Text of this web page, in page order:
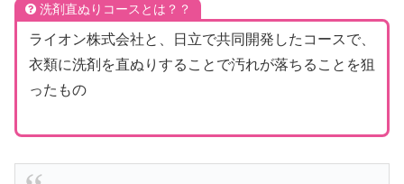
洗剤直ぬりコースとは？？
ライオン株式会社と、日立で共同開発したコースで、
衣類に洗剤を直ぬりすることで汚れが落ちることを狙
ったもの